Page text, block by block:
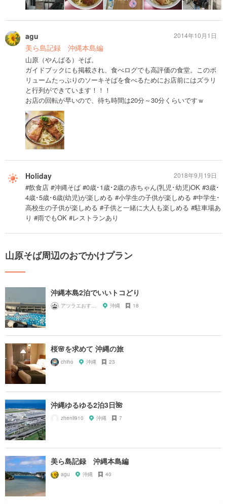
agu
美ら島記録 沖縄本島編
山原（やんばる）そば。
ガイドブックにも掲載され、食べログでも高評価の食堂。このボ
リュームたっぷりのソーキそばを食べるためにお店前にはズラリ
と行列ができています！！！
お店の回転が早いので、待ち時間は20分～30分くらいですｗ
2014年10月1日
Holiday
#飲食店 #沖縄そば #0歳･1歳･2歳の赤ちゃん(乳児･幼児)OK #3歳･
4歳･5歳･6歳(幼児)が楽しめる #小学生の子供が楽しめる #中学生･
高校生の子供が楽しめる #子供と一緒に大人も楽しめる #駐車場あ
り #雨でもOK #レストランあり
2018年9月19日
山原そば周辺のおでかけプラン
沖縄本島2泊でいいトコどり
アツラエおすすめ旅プラン！ 沖縄 18
桜🌸を求めて 沖縄の旅
chiho 沖縄 23
沖縄ゆるゆる2泊3日🌺
zhenli910 沖縄 7
美ら島記録 沖縄本島編
agu 沖縄 40